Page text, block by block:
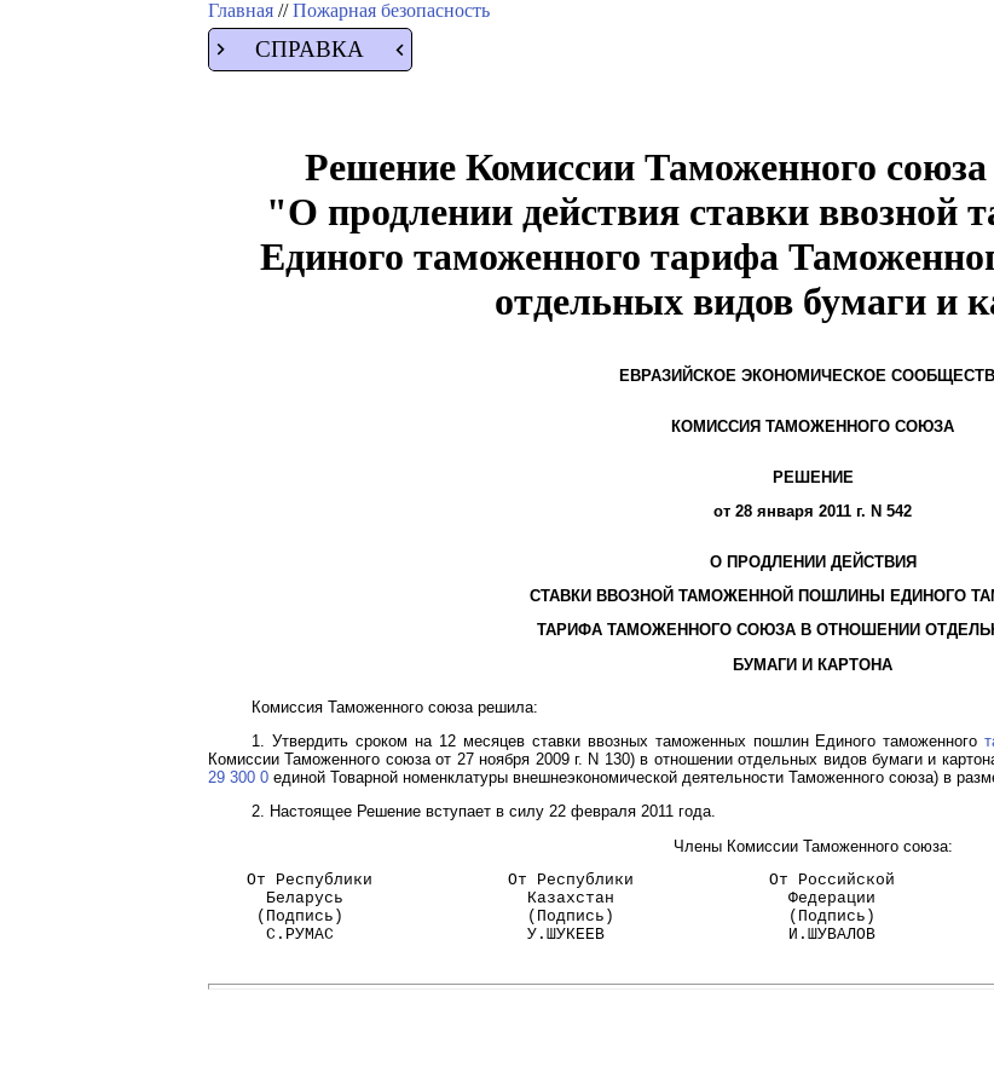
Главная //Пожарная безопасность
СПРАВКА
Решение Комиссии Таможенного союза
"О продлении действия ставки
Единого таможенного тарифа
отдельных видов бумаги и
ЕВРАЗИЙСКОЕ ЭКОНОМИЧЕСКОЕ
КОМИССИЯ ТАМОЖЕННОГО СОЮЗА
РЕШЕНИЕ
от 28 января 2011 г. N 542
О ПРОДЛЕНИИ ДЕЙСТВИЯ
СТАВКИ ВВОЗНОЙ ТАМОЖЕННОЙ ПОШЛИНЫ ЕДИНОГО
ТАРИФА ТАМОЖЕННОГО СОЮЗА В ОТНОШЕНИИ
БУМАГИ И КАРТОНА
Комиссия Таможенного союза решила:
1. Утвердить сроком на 12 месяцев ставки ввозных таможенных пошлин Единого таможенного
Комиссии Таможенного союза от 27 ноября 2009 г. N 130) в отношении отдельных видов бумаги и
29 300 0 единой Товарной номенклатуры внешнеэкономической деятельности Таможенного союза) в
2. Настоящее Решение вступает в силу 22 февраля 2011 года.
Члены Комиссии Таможенного союза:
    От Республики              От Республики              От Российской
      Беларусь                   Казахстан                  Федерации
     (Подпись)                   (Подпись)                  (Подпись)
      С.РУМАС                    У.ШУКЕЕВ                   И.ШУВАЛОВ